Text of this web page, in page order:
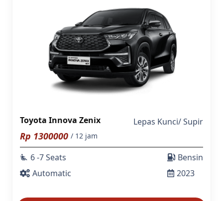
Toyota Innova Zenix Lepas Kunci/Supir
Rp 1300000 / 12 jam
airline_seat_recline_extra 6 -7 Seats
Automatic
Bensin
2023